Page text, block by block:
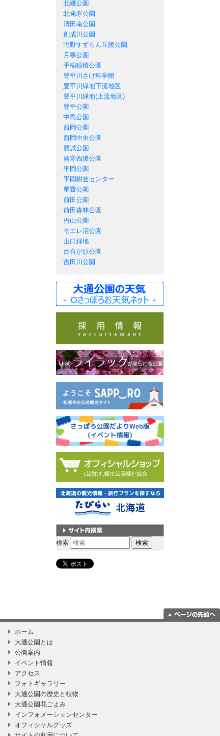
北郷公園
北発寒公園
清田南公園
創成川公園
滝野すずらん丘陵公園
月寒公園
手稲稲積公園
豊平川さけ科学館
豊平川緑地下流地区
豊平川緑地(上流地区)
豊平公園
中島公園
西岡公園
西岡中央公園
農試公園
発寒西陵公園
平岡公園
平岡樹芸センター
星置公園
前田公園
前田森林公園
円山公園
モエレ沼公園
山口緑地
百合が原公園
吉田川公園
サイト内検索
検索
ホーム
大通公園とは
公園案内
イベント情報
アクセス
フォトギャラリー
大通公園の歴史と植物
大通公園花ごよみ
インフォメーションセンター
オフィシャルグッズ